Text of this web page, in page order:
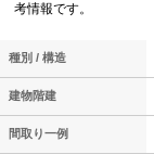
考情報です。
種別 / 構造
建物階建
間取り一例